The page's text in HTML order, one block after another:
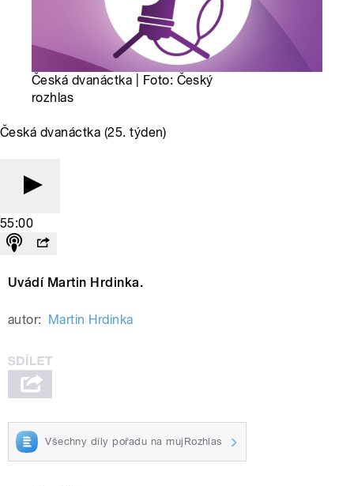
Česká dvanáctka | Foto: Český
rozhlas
Česká dvanáctka (25. týden)
55:00
Uvádí Martin Hrdinka.
autor: Martin Hrdinka
Všechny díly pořadu na mujRozhlas